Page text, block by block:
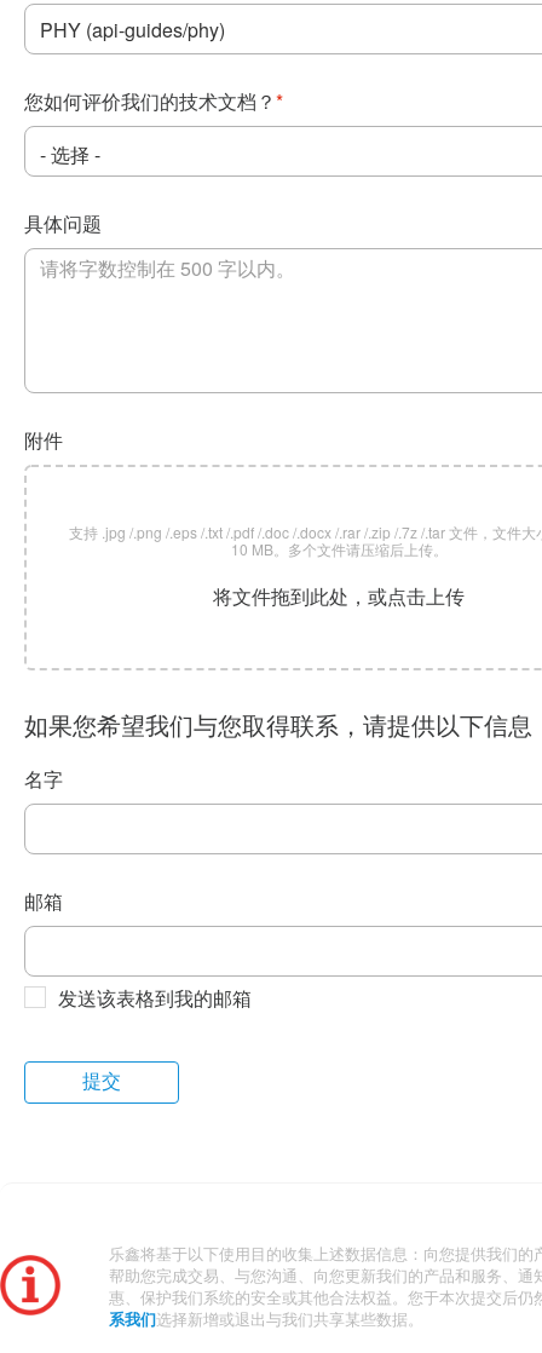
您如何评价我们的技术文档？ *
具体问题
附件
支持 .jpg /.png /.eps /.txt /.pdf /.doc /.docx /.rar /.zip /.7z /.tar 文件，文件大
10 MB。多个文件请压缩后上传。
将文件拖到此处，或点击上传
如果您希望我们与您取得联系，请提供以下信息
名字
邮箱
发送该表格到我的邮箱
乐鑫将基于以下使用目的收集上述数据信息：向您提供我们的
帮助您完成交易、与您沟通、向您更新我们的产品和服务、通
惠、保护我们系统的安全或其他合法权益。您于本次提交后仍
系我们 选择新增或退出与我们共享某些数据。